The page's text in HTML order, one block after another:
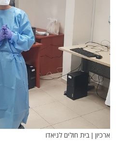
ארכיון | בית חולים לניאדו